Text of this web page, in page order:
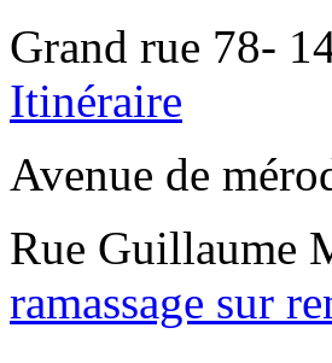
Grand rue 78-
Itinéraire
Avenue de
Rue Guillaume
ramassage sur